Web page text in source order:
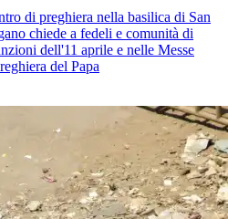
di preghiera nella basilica di San
chiede a fedeli e comunità di
dell'11 aprile e nelle Messe
del Papa